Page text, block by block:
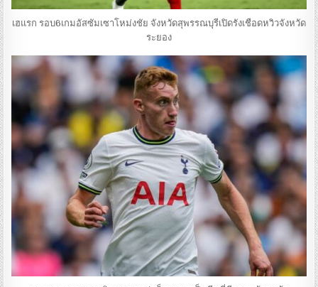
เฮแรก รอบ6เกมอัสซัมเซาโหม่งชัย จังหวัดสุพรรณบุรีเปิดรังเชือดหวิวจังหวัด
ระยอง